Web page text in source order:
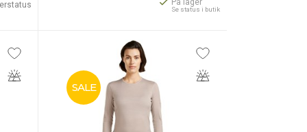
På lager
Se status i butik
SALE